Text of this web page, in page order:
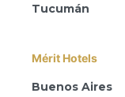
Tucumán
Mérit Hotels
Buenos Aires